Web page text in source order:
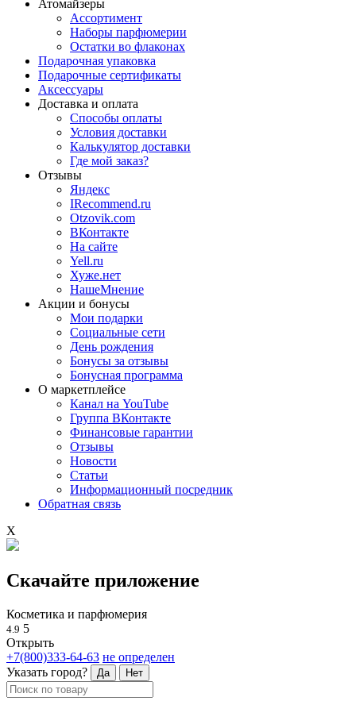
Атомайзеры
Ассортимент
Наборы парфюмерии
Остатки во флаконах
Подарочная упаковка
Подарочные сертификаты
Аксессуары
Доставка и оплата
Способы оплаты
Условия доставки
Калькулятор доставки
Где мой заказ?
Отзывы
Яндекс
IRecommend.ru
Otzovik.com
ВКонтакте
На сайте
Yell.ru
Хуже.нет
НашеМнение
Акции и бонусы
Мои подарки
Социальные сети
День рождения
Бонусы за отзывы
Бонусная программа
О маркетплейсе
Канал на YouTube
Группа ВКонтакте
Финансовые гарантии
Отзывы
Новости
Статьи
Информационный посредник
Обратная связь
X
Скачайте приложение
Косметика и парфюмерия
4.9 5
Открыть
+7(800)333-64-63 не определен
Указать город?
Да Нет